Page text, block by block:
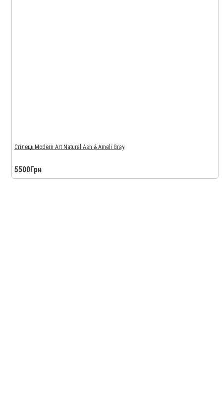
Стілець Modern Art Natural Ash & Ameli Gray
5500Грн